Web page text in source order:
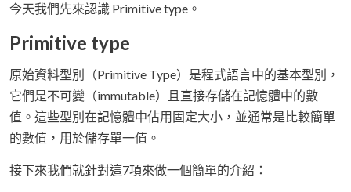
今天我們先來認識 Primitive type。
Primitive type
原始資料型別（Primitive Type）是程式語言中的基本型別，
它們是不可變（immutable）且直接存儲在記憶體中的數
值。這些型別在記憶體中佔用固定大小，並通常是比較簡單
的數值，用於儲存單一值。
接下來我們就針對這7項來做一個簡單的介紹：